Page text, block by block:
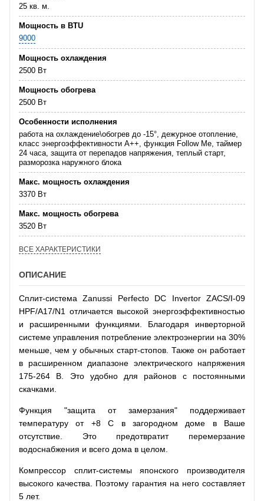
25 кв. м.
Мощность в BTU
9000
Мощность охлаждения
2500 Вт
Мощность обогрева
2500 Вт
Особенности исполнения
работа на охлаждение\обогрев до -15°, дежурное отопление,
класс энергоэффективности А++, функция Follow Me, таймер
24 часа, защита от перепадов напряжения, теплый старт,
разморозка наружного блока
Макс. мощность охлаждения
3370 Вт
Макс. мощность обогрева
3520 Вт
ВСЕ ХАРАКТЕРИСТИКИ
ОПИСАНИЕ
Сплит-система Zanussi Perfecto DC Invertor ZACS/I-09
HPF/A17/N1 отличается высокой энергоэффективностью
и расширенными функциями. Благодаря инверторной
системе управления потребление электроэнергии на 30%
меньше, чем у обычных старт-стопов. Также он работает
в расширенном диапазоне электрического напряжения
175-264 В. Это удобно для районов с постоянными
скачками.
Функция "защита от замерзания" поддерживает
температуру от +8 С в загородном доме в Ваше
отсутствие. Это предотвратит перемерзание
водоснабжения и всего дома в целом.
Компрессор сплит-системы японского производителя
высокого качества. Поэтому гарантия на него составляет
5 лет.